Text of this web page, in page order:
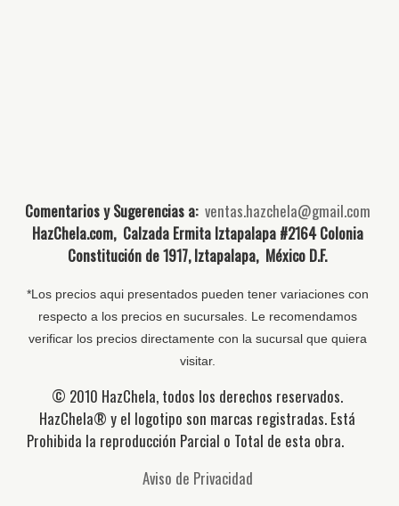
Comentarios y Sugerencias a: ventas.hazchela@gmail.com
HazChela.com, Calzada Ermita Iztapalapa #2164 Colonia
Constitución de 1917, Iztapalapa, México D.F.
*Los precios aqui presentados pueden tener variaciones con
respecto a los precios en sucursales. Le recomendamos
verificar los precios directamente con la sucursal que quiera
visitar.
© 2010 HazChela, todos los derechos reservados.
HazChela® y el logotipo son marcas registradas. Está
Prohibida la reproducción Parcial o Total de esta obra.
Aviso de Privacidad